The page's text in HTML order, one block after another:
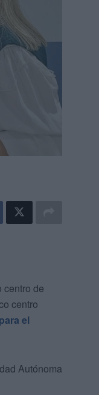
centro de
centro
para el
Autónoma